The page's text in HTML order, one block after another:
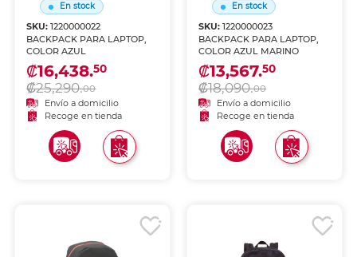
En stock
SKU:1220000022
BACKPACK PARA LAPTOP,
COLOR AZUL
₡16,438.50
₡25,290.00
Envío a domicilio
Recoge en tienda
En stock
SKU: 1220000023
BACKPACK PARA LAPTOP,
COLOR AZUL MARINO
₡13,567.50
₡18,090.00
Envío a domicilio
Recoge en tienda